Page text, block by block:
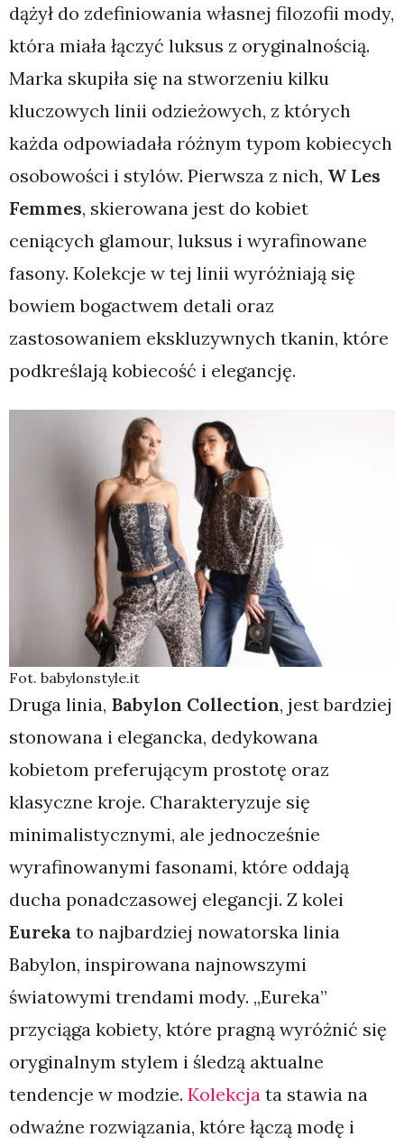
dążył do zdefiniowania własnej filozofii mody,
która miała łączyć luksus z oryginalnością.
Marka skupiła się na stworzeniu kilku
kluczowych linii odzieżowych, z których
każda odpowiadała różnym typom kobiecych
osobowości i stylów. Pierwsza z nich, W Les
Femmes, skierowana jest do kobiet
ceniących glamour, luksus i wyrafinowane
fasony. Kolekcje w tej linii wyróżniają się
bowiem bogactwem detali oraz
zastosowaniem ekskluzywnych tkanin, które
podkreślają kobiecość i elegancję.
Fot. babylonstyle.it
Druga linia, Babylon Collection, jest bardziej
stonowana i elegancka, dedykowana
kobietom preferującym prostotę oraz
klasyczne kroje. Charakteryzuje się
minimalistycznymi, ale jednocześnie
wyrafinowanymi fasonami, które oddają
ducha ponadczasowej elegancji. Z kolei
Eureka to najbardziej nowatorska linia
Babylon, inspirowana najnowszymi
światowymi trendami mody. „Eureka”
przyciąga kobiety, które pragną wyróżnić się
oryginalnym stylem i śledzą aktualne
tendencje w modzie. Kolekcja ta stawia na
odważne rozwiązania, które łączą modę i